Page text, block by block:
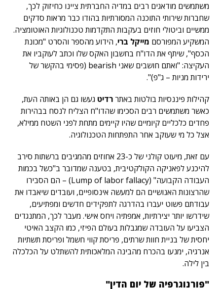
משתמשים מודאגים רבים במדיה החברתית ציינו כחיזוק לכך,
שחברות שירותי התוכנה המסורתיות בהודו כבר מראות סדקים
ממשיים וביטולי חוזים בעקבות התקדמות טכנולוגיות האוטומציה.
המשקיע המפורסם מייקל ברי, הידוע מהספר והסרט "מכונת
הכסף", שיתף את הדו"ח בחשבון האקס שלו וכתב לעוקביו את
העקיצה: "ואתם חושבים שאני bearish (פסימי בהקשר של
ירידות מניות – ג"פ)".
קהילות פיננסיות בולטות באתררדיט געשו גם הן באותה העת,
כאשר משתמשים רבים הסכימו שהדו"ח הצליח לנסח בבהירות
פחדים כלכליים קיומיים שהיו קיימים מתחת לפני השטח ממילא,
אצל כל מי שעוקב אחר התפתחות הטכנולוגיה.
עם זאת, מיעוט קולני של כ-23 אחוזים מהמגיבים ברשתות סירב
להיכנע לפאניקה הקולקטיבית, בטענה שמדובר ב"כשל בכמות
העבודה הקבועה" (Lump of labor fallacy) – הם הסבירו
שהרצונות האנושיים הם למעשה אינסופיים, ועובדים שיאבדו את
עבודתם פשוט יעברו בהדרגה לתפקידים חדשים ומפתיעים,
שידרשו יותר יצירתיות, אמפתיה ויחס אישי. מעבר לכך, המתנגדים
הצביעו על העובדה שמגבלות בעולם הפיזי, כמו הקצב האיטי
יחסית של בניית חוות שרתים, פריסת קווי חשמל ופריסת תשתיות
אנרגיה, ימנעו בהכרח מהבינה המלאכותית להשתלט על הכלכלה
בין לילה.
"פורנוגרפיה של יום הדין"